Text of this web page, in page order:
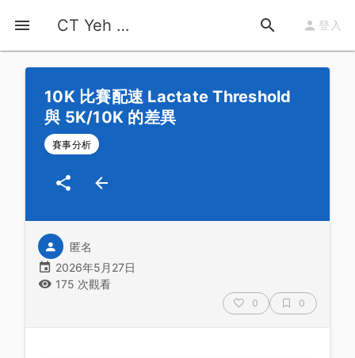
CT Yeh 公路車基地 登入
首頁 運動知識
10K 比賽配速 Lactate Threshold
與 5K/10K 的差異
賽事分析
匿名
2026年5月27日
175 次觀看
0 0